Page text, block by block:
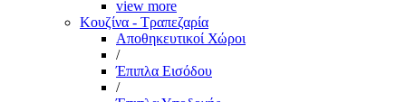
view more
Κουζίνα - Τραπεζαρία
Αποθηκευτικοί Χώροι
/
Έπιπλα Εισόδου
/